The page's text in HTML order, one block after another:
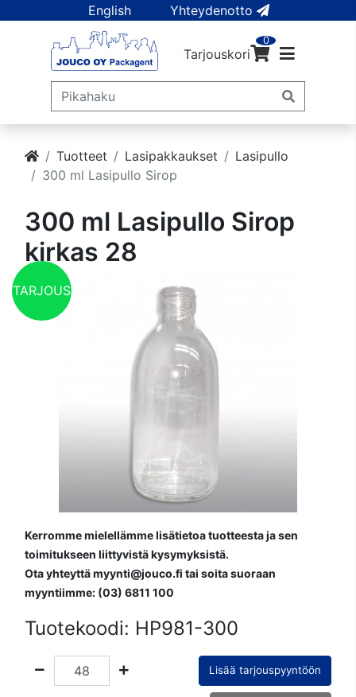
English Yhteydenotto
Tarjouskori
0
Tuotteet Lasipakkaukset
Lasipullo
300 ml Lasipullo Sirop
300 ml Lasipullo Sirop
kirkas 28
TARJOUS
Kerromme mielellämme lisätietoa tuotteesta ja sen
toimitukseen liittyvistä kysymyksistä.
Ota yhteyttä myynti@jouco.fi tai soita suoraan
myyntiimme: (03) 6811 100
Tuotekoodi: HP981-300
Lisää tarjouspyyntöön